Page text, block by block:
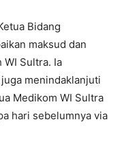
Bidang
maksud dan
Sultra. Ia
menindaklanjuti
Medikom WI Sultra
hari sebelumnya via